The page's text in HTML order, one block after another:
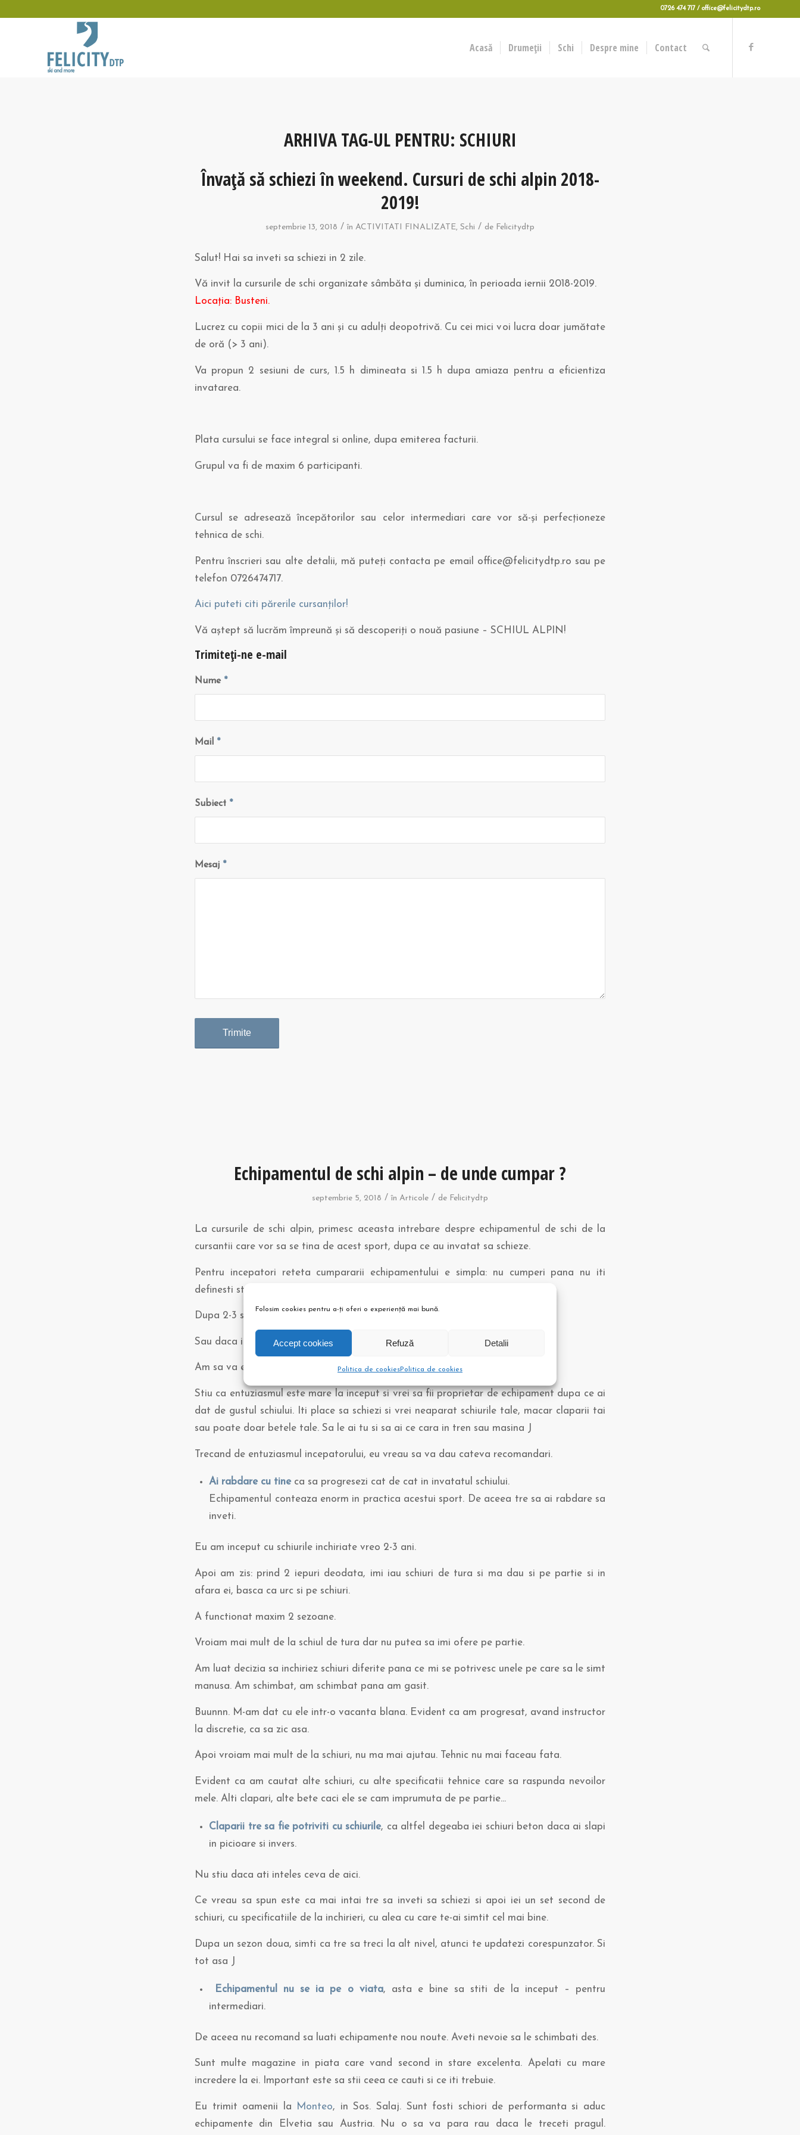
Folosim cookies pentru a-ți oferi o experiență mai bună.
Accept cookies Refuză Detalii
Politica de cookiesPolitica de cookies
0726 474 717 / office@felicitydtp.ro
Acasă Drumeții Schi Despre mine Contact
ARHIVA TAG-UL PENTRU: SCHIURI
Învață să schiezi în weekend. Cursuri de schi alpin 2018-
2019!
septembrie 13, 2018 / în ACTIVITATI FINALIZATE, Schi / de Felicitydtp
Salut! Hai sa inveti sa schiezi in 2 zile.
Vă invit la cursurile de schi organizate sâmbăta și duminica, în perioada iernii 2018-2019.
Locația: Busteni.
Lucrez cu copii mici de la 3 ani și cu adulți deopotrivă. Cu cei mici voi lucra doar jumătate
de oră (> 3 ani).
Va propun 2 sesiuni de curs, 1.5 h dimineata si 1.5 h dupa amiaza pentru a eficientiza
invatarea.
Plata cursului se face integral si online, dupa emiterea facturii.
Grupul va fi de maxim 6 participanti.
Cursul se adresează începătorilor sau celor intermediari care vor să-și perfecționeze
tehnica de schi.
Pentru înscrieri sau alte detalii, mă puteți contacta pe email office@felicitydtp.ro sau pe
telefon 0726474717.
Aici puteti citi părerile cursanților!
Vă aștept să lucrăm împreună și să descoperiți o nouă pasiune – SCHIUL ALPIN!
Trimiteți-ne e-mail
Nume *
Mail *
Subiect *
Mesaj *
Echipamentul de schi alpin – de unde cumpar ?
septembrie 5, 2018 / în Articole / de Felicitydtp
La cursurile de schi alpin, primesc aceasta intrebare despre echipamentul de schi de la
cursantii care vor sa se tina de acest sport, dupa ce au invatat sa schieze.
Pentru incepatori reteta cumpararii echipamentului e simpla: nu cumperi pana nu iti
definesti stilul de schiat.
Dupa 2-3 sezoane putem vorbi despre cumpararea echipamentului.
Sau daca iti cumperi, o faci luand de multe ori teapa.
Am sa va explic de ce.
Stiu ca entuziasmul este mare la inceput si vrei sa fii proprietar de echipament dupa ce ai
dat de gustul schiului. Iti place sa schiezi si vrei neaparat schiurile tale, macar claparii tai
sau poate doar betele tale. Sa le ai tu si sa ai ce cara in tren sau masina J
Trecand de entuziasmul incepatorului, eu vreau sa va dau cateva recomandari.
Ai rabdare cu tineca sa progresezi cat de cat in invatatul schiului.
Echipamentul conteaza enorm in practica acestui sport. De aceea tre sa ai rabdare sa
inveti.
Eu am inceput cu schiurile inchiriate vreo 2-3 ani.
Apoi am zis: prind 2 iepuri deodata, imi iau schiuri de tura si ma dau si pe partie si in
afara ei, basca ca urc si pe schiuri.
A functionat maxim 2 sezoane.
Vroiam mai mult de la schiul de tura dar nu putea sa imi ofere pe partie.
Am luat decizia sa inchiriez schiuri diferite pana ce mi se potrivesc unele pe care sa le simt
manusa. Am schimbat, am schimbat pana am gasit.
Buunnn. M-am dat cu ele intr-o vacanta blana. Evident ca am progresat, avand instructor
la discretie, ca sa zic asa.
Apoi vroiam mai mult de la schiuri, nu ma mai ajutau. Tehnic nu mai faceau fata.
Evident ca am cautat alte schiuri, cu alte specificatii tehnice care sa raspunda nevoilor
mele. Alti clapari, alte bete caci ele se cam imprumuta de pe partie…
Claparii tre sa fie potriviti cu schiurile, ca altfel degeaba iei schiuri beton daca ai slapi
in picioare si invers.
Nu stiu daca ati inteles ceva de aici.
Ce vreau sa spun este ca mai intai tre sa inveti sa schiezi si apoi iei un set second de
schiuri, cu specificatiile de la inchirieri, cu alea cu care te-ai simtit cel mai bine.
Dupa un sezon doua, simti ca tre sa treci la alt nivel, atunci te updatezi corespunzator. Si
tot asa J
Echipamentul nu se ia pe o viata, asta e bine sa stiti de la inceput – pentru
intermediari.
De aceea nu recomand sa luati echipamente nou noute. Aveti nevoie sa le schimbati des.
Sunt multe magazine in piata care vand second in stare excelenta. Apelati cu mare
incredere la ei. Important este sa stii ceea ce cauti si ce iti trebuie.
Eu trimit oamenii la Monteo, in Sos. Salaj. Sunt fosti schiori de performanta si aduc
echipamente din Elvetia sau Austria. Nu o sa va para rau daca le treceti pragul.